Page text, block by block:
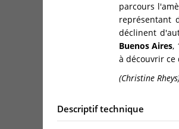
parcours
représentant
déclinent
Buenos Aires,
à découvrir ce
(Christine
Descriptif technique